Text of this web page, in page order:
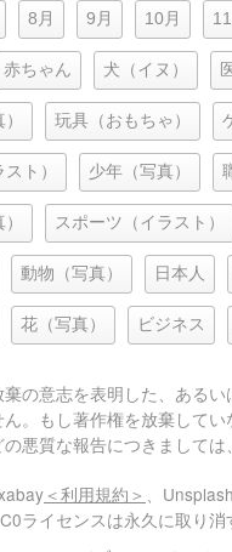
8月 9月 10月
赤ちゃん 犬（イヌ）
玩具（おもちゃ）
ト） 少年（写真）
スポーツ（イラスト）
動物（写真） 日本人
花（写真） ビジネス
の意志を表明した、ある
。もし著作権を放棄して
悪質な報告につきまして
＜利用規約＞ 、Unsplash
ライセンスは永久に取り消